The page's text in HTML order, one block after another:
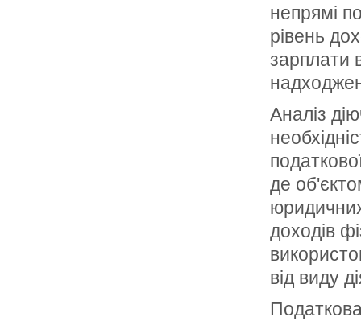
непрямі
рівень
зарплати
Аналіз
де
доходів
від виду